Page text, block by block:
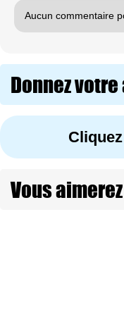
Aucun commentaire
Donnez
Vous